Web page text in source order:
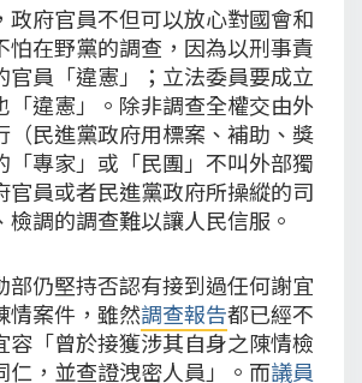
政府官員不但可以放心對國會和
怕在野黨的調查，因為以刑事責
官員「違憲」；立法委員要成立
「違憲」。除非調查全權交由外
（民進黨政府用標案、補助、獎
「專家」或「民團」不叫外部獨
官員或者民進黨政府所操縱的司
檢調的調查難以讓人民信服。
部仍堅持否認有接到過任何謝宜
情案件，雖然調查報告都已經不
容「曾於接獲涉其自身之陳情檢
仁，並查證洩密人員」。而議員